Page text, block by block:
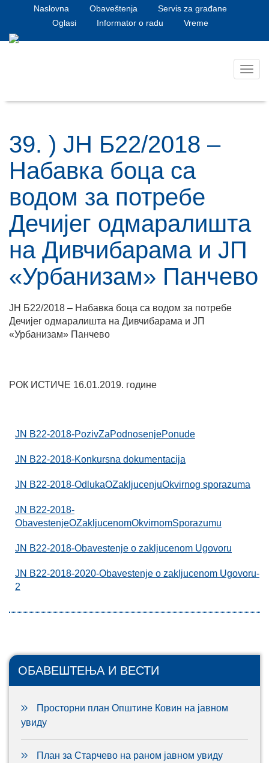
Naslovna Obaveštenja
Servis za građane
Oglasi
Informator o radu Vreme
39. ) ЈН Б22/2018 –
Hабавка боца са
водом за потребе
Дечијег одмаралишта
на Дивчибарама и ЈП
«Урбанизам» Панчево
ЈН Б22/2018 – Hабавка боца са водом за потребе
Дечијег одмаралишта на Дивчибарама и ЈП
«Урбанизам» Панчево
РОК ИСТИЧЕ 16.01.2019. године
JN B22-2018-PozivZaPodnosenjePonude
JN B22-2018-Konkursna dokumentacija
JN B22-2018-OdlukaOZakljucenjuOkvirnog sporazuma
JN B22-2018-
ObavestenjeOZakljucenomOkvirnomSporazumu
JN B22-2018-Obavestenje o zakljucenom Ugovoru
JN B22-2018-2020-Obavestenje o zakljucenom Ugovoru-
2
ОБАВЕШТЕЊА И ВЕСТИ
Просторни план Општине Ковин на јавном
увиду
План за Старчево на раном јавном увиду